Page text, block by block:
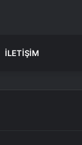
İLETIŞIM